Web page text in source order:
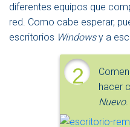
diferentes equipos que
red. Como cabe esperar,
escritorios Windowsy a
2
hacer
Nuevo.